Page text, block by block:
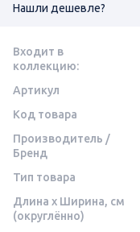
Нашли дешевле?
Входит в
коллекцию:
Артикул
Код товара
Производитель /
Бренд
Тип товара
Длина x Ширина, см
(округлённо)